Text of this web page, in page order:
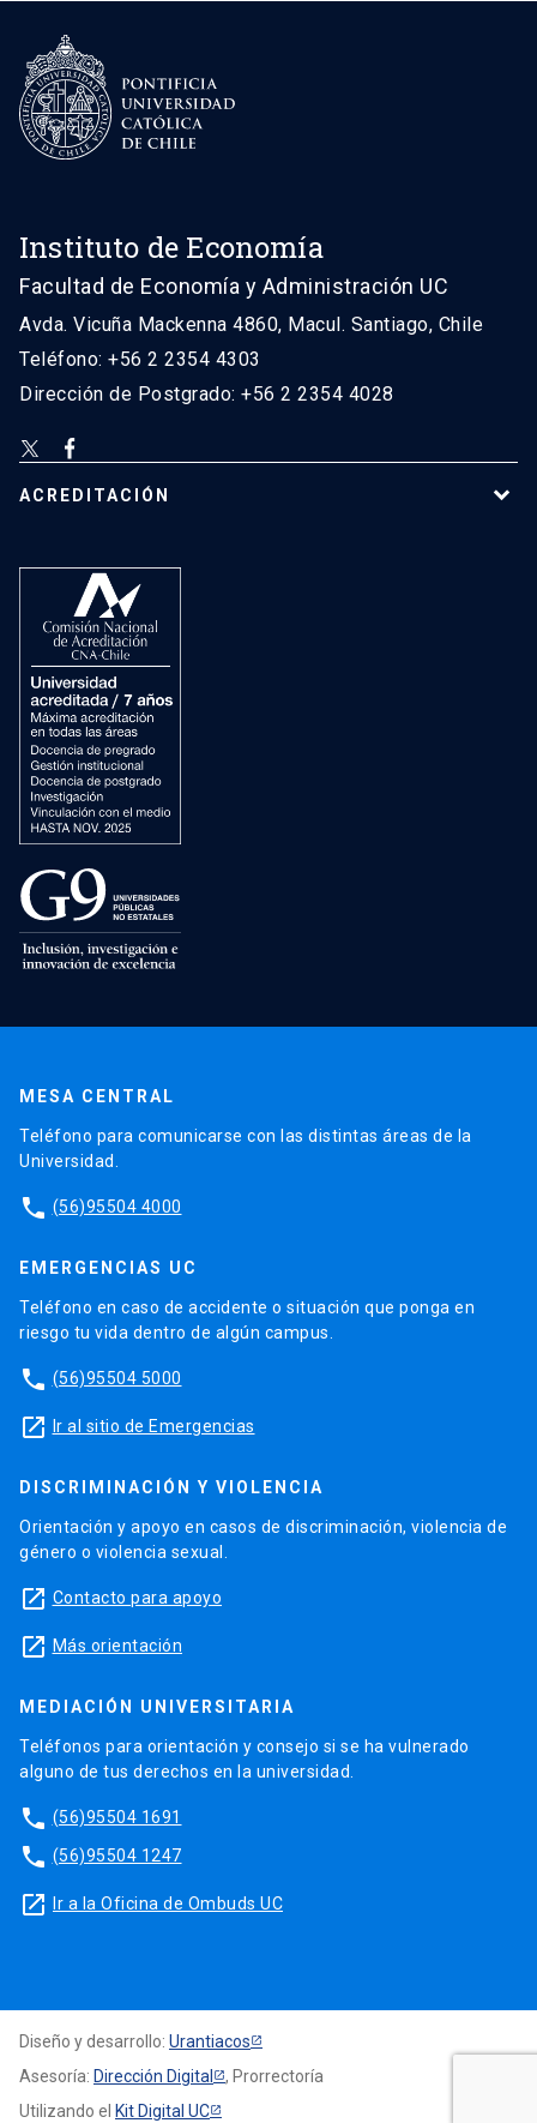
Instituto de Economía
Facultad de Economía y Administración UC
Avda. Vicuña Mackenna 4860, Macul. Santiago, Chile
Teléfono: +56 2 2354 4303
Dirección de Postgrado: +56 2 2354 4028
ACREDITACIÓN
MESA CENTRAL
Teléfono para comunicarse con las distintas áreas de la
Universidad.
phone (56)95504 4000
EMERGENCIAS UC
Teléfono en caso de accidente o situación que ponga en
riesgo tu vida dentro de algún campus.
phone (56)95504 5000
launch Ir al sitio de Emergencias
DISCRIMINACIÓN Y VIOLENCIA
Orientación y apoyo en casos de discriminación, violencia de
género o violencia sexual.
launch Contacto para apoyo
launch Más orientación
MEDIACIÓN UNIVERSITARIA
Teléfonos para orientación y consejo si se ha vulnerado
alguno de tus derechos en la universidad.
phone (56)95504 1691
phone (56)95504 1247
launch Ir a la Oficina de Ombuds UC
Diseño y desarrollo: Urantiacos
Asesoría: Dirección Digital
, Prorrectoría
Utilizando el Kit Digital UC